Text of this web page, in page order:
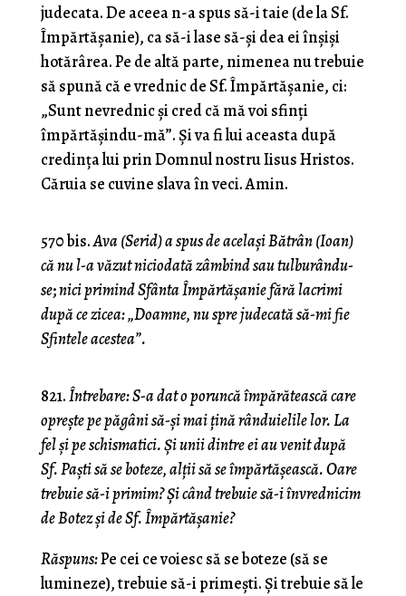
judecata. De aceea n-a spus să-i taie (de la Sf.
Împărtăşanie), ca să-i lase să-şi dea ei înşişi
hotărârea. Pe de altă parte, nimenea nu trebuie
să spună că e vrednic de Sf. Împărtăşanie, ci:
„Sunt nevrednic şi cred că mă voi sfinţi
împărtăşindu-mă”. Şi va fi lui aceasta după
credinţa lui prin Domnul nostru Iisus Hristos.
Căruia se cuvine slava în veci. Amin.
570 bis.Ava (Serid) a spus de acelaşi Bătrân (Ioan)
că nu l-a văzut niciodată zâmbind sau tulburându-
se;nici primind Sfânta Împărtăşanie fără lacrimi
după ce zicea: „Doamne, nu spre judecată să-mi fie
Sfintele acestea”.
821.Întrebare: S-a dat o poruncă împărătească care
opreşte pe păgâni să-şi mai ţină rânduielile lor. La
fel şi pe schismatici. Şi unii dintre ei au venit după
Sf. Paşti să se boteze, alţii să se împărtăşească. Oare
trebuie să-i primim? Şi când trebuie să-i învrednicim
de Botez şi de Sf. Împărtăşanie?
Răspuns:Pe cei ce voiesc să se boteze (să se
lumi­neze), trebuie să-i primeşti. Şi trebuie să le